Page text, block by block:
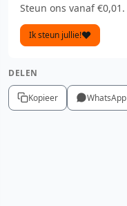
Steun ons vanaf €0,01.
Ik steun jullie!
DELEN
Kopieer WhatsApp